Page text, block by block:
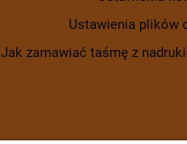
Ustawienia plików
Jak zamawiać taśmę z